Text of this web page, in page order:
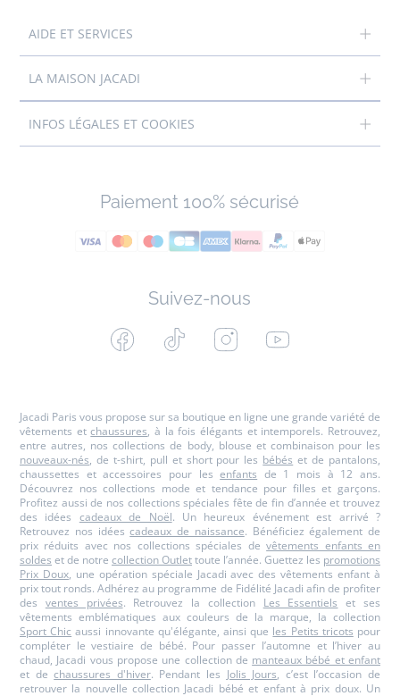
AIDE ET SERVICES
LA MAISON JACADI
INFOS LÉGALES ET COOKIES
Paiement 100% sécurisé
Suivez-nous
Facebook Tiktok InstagramYoutube
Jacadi Paris vous propose sur sa boutique en ligne une grande variété de
vêtements etchaussures, à la fois élégants et intemporels. Retrouvez,
entre autres, nos collections de body, blouse et combinaison pour les
nouveaux-nés, de t-shirt, pull et short pour les bébés et de pantalons,
chaussettes et accessoires pour lesenfants de 1 mois à 12 ans.
Découvrez nos collections mode et tendance pour filles et garçons.
Profitez aussi de nos collections spéciales fête de fin d’année et trouvez
des idées cadeaux de Noël. Un heureux événement est arrivé ?
Retrouvez nos idéescadeaux de naissance. Bénéficiez également de
prix réduits avec nos collections spéciales devêtements enfants en
soldes et de notre collection Outlettoute l’année. Guettez les promotions
Prix Doux, une opération spéciale Jacadi avec des vêtements enfant à
prix tout ronds. Adhérez au programme de Fidélité Jacadi afin de profiter
des ventes privées. Retrouvez la collection Les Essentiels et ses
vêtements emblématiques aux couleurs de la marque, la collection
Sport Chic aussi innovante qu'élégante, ainsi que les Petits tricots pour
compléter le vestiaire de bébé. Pour passer l’automne et l’hiver au
chaud, Jacadi vous propose une collection de manteaux bébé et enfant
et dechaussures d'hiver. Pendant les Jolis Jours, c’est l’occasion de
retrouver la nouvelle collection Jacadi bébé et enfant à prix doux. Un